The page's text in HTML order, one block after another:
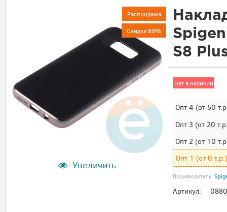
Распродажа
Скидка 80%
Увеличить
S8
Нет в наличии
Опт 4 (от 50
Опт 3 (от 20
Опт 2(от 10
Опт 1 (от 0 т.р.)
Производитель:
Артикул: